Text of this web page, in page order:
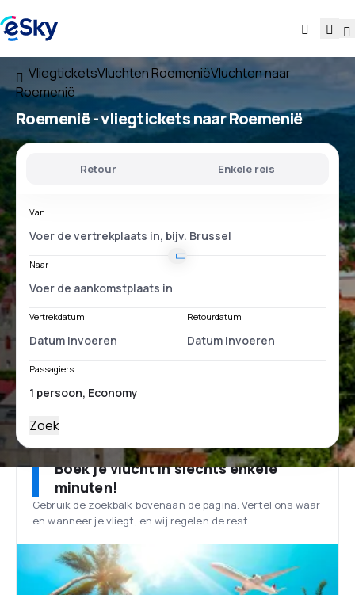
VliegticketsVluchten RoemeniëVluchten naar
Roemenië
Roemenië - vliegtickets naar Roemenië
Retour Enkele reis
Van
Naar
Vertrekdatum Retourdatum
Passagiers
Zoek
Boek je vlucht in slechts enkele
minuten!
Gebruik de zoekbalk bovenaan de pagina. Vertel ons waar
en wanneer je vliegt, en wij regelen de rest.